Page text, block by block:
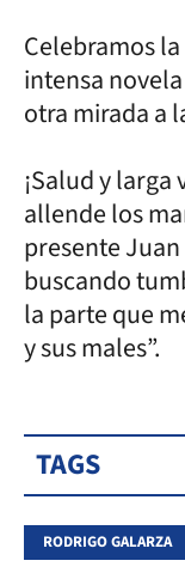
Celebramos
intensa
otra mirada a
¡Salud y
allende los
presente
buscando
la parte que
y sus males”.
TAGS
RODRIGO GALARZA